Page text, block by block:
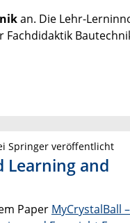
an. Die Lehr-
Fachdidaktik
Springer veröffentlicht
Learning and
Paper MyCrystalBall